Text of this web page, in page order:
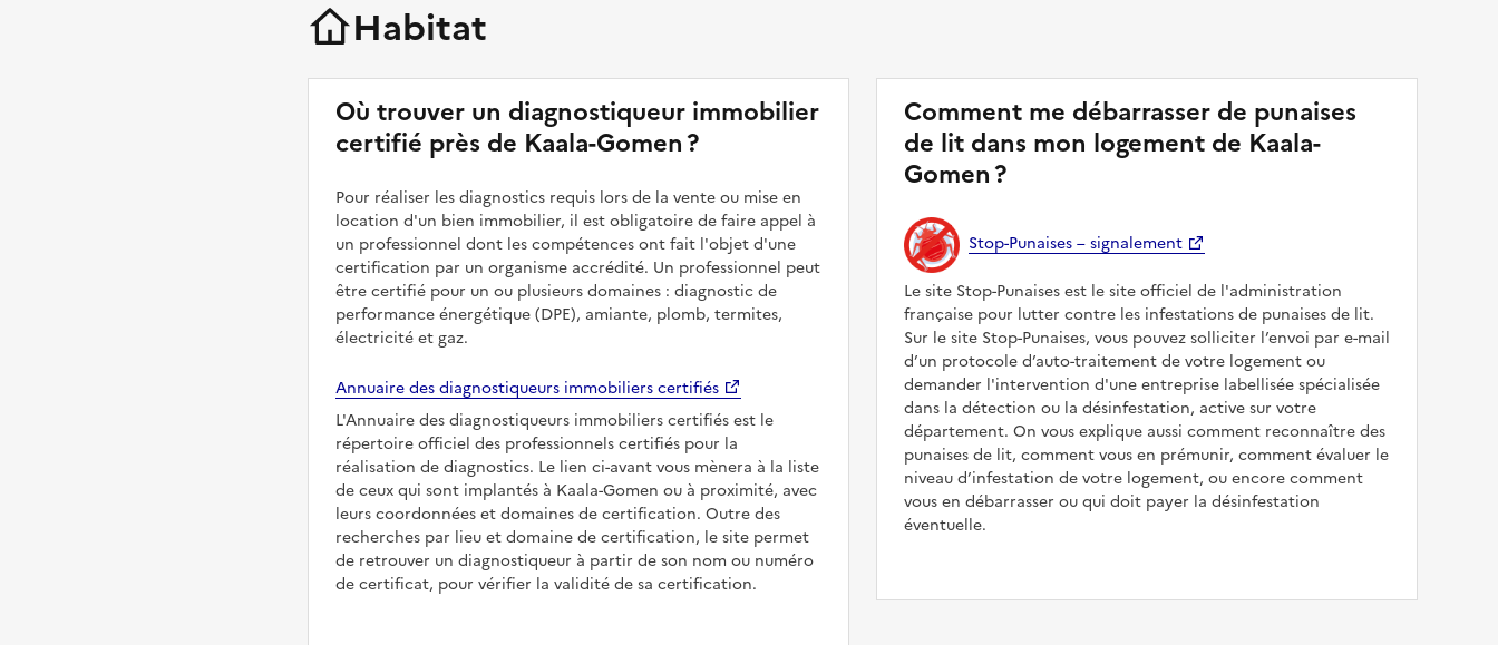
Habitat
Où trouver un diagnostiqueur immobilier
certifié près de Kaala-Gomen ?
Pour réaliser les diagnostics requis lors de la vente ou mise en
location d'un bien immobilier, il est obligatoire de faire appel à
un professionnel dont les compétences ont fait l'objet d'une
certification par un organisme accrédité. Un professionnel peut
être certifié pour un ou plusieurs domaines : diagnostic de
performance énergétique (DPE), amiante, plomb, termites,
électricité et gaz.
Annuaire des diagnostiqueurs immobiliers certifiés
L'Annuaire des diagnostiqueurs immobiliers certifiés est le
répertoire officiel des professionnels certifiés pour la
réalisation de diagnostics. Le lien ci-avant vous mènera à la liste
de ceux qui sont implantés à Kaala-Gomen ou à proximité, avec
leurs coordonnées et domaines de certification. Outre des
recherches par lieu et domaine de certification, le site permet
de retrouver un diagnostiqueur à partir de son nom ou numéro
de certificat, pour vérifier la validité de sa certification.
Comment me débarrasser de punaises
de lit dans mon logement de Kaala-
Gomen ?
Stop-Punaises – signalement
Le site Stop-Punaises est le site officiel de l'administration
française pour lutter contre les infestations de punaises de lit.
Sur le site Stop-Punaises, vous pouvez solliciter l’envoi par e-mail
d’un protocole d’auto-traitement de votre logement ou
demander l'intervention d'une entreprise labellisée spécialisée
dans la détection ou la désinfestation, active sur votre
département. On vous explique aussi comment reconnaître des
punaises de lit, comment vous en prémunir, comment évaluer le
niveau d’infestation de votre logement, ou encore comment
vous en débarrasser ou qui doit payer la désinfestation
éventuelle.